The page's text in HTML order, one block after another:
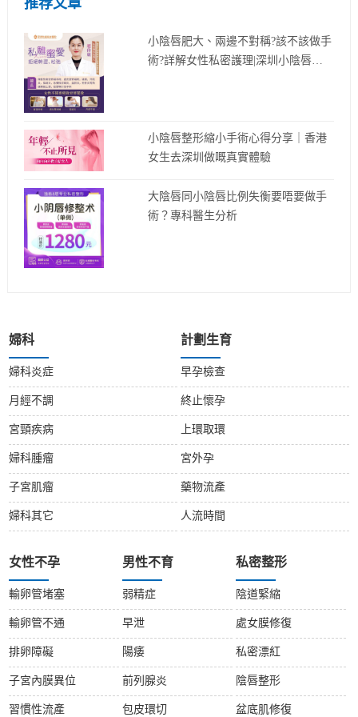
推荐文章
小陰唇肥大、兩邊不對稱?該不該做手
術?詳解女性私密護理|深圳小陰唇縮
小陰唇整形縮小手術心得分享｜香港
女生去深圳做嘅真實體驗
大陰唇同小陰唇比例失衡要唔要做手
術？專科醫生分析
婦科
婦科炎症
月經不調
宮頸疾病
婦科腫瘤
子宮肌瘤
婦科其它
計劃生育
早孕檢查
終止懷孕
上環取環
宮外孕
藥物流產
人流時間
女性不孕
輸卵管堵塞
輸卵管不通
排卵障礙
子宮內膜異位
習慣性流產
男性不育
弱精症
早泄
陽痿
前列腺炎
包皮環切
私密整形
陰道緊縮
處女膜修復
私密漂紅
陰唇整形
盆底肌修復